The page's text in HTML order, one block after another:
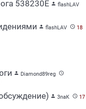
538230Е  flashLAV
 flashLAV  18
 Diamond89reg 
 3naK  17